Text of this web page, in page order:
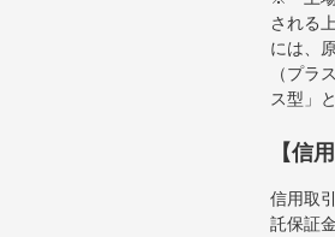
される
には、
（プラ
ス型」
【信
信用取
託保証